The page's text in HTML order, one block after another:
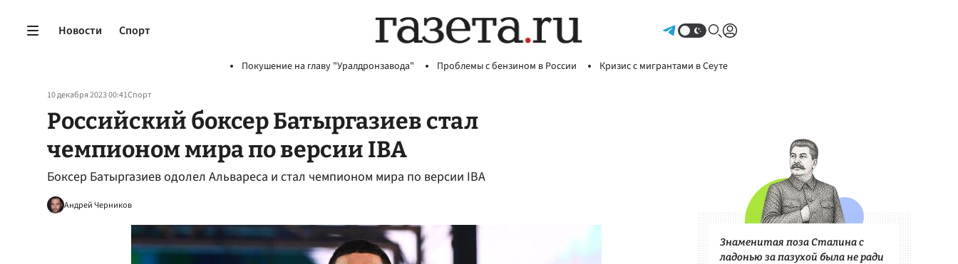
Новости Спорт
Покушение на главу "Уралдронзавода" Проблемы с бензином в России Кризис с мигрантами в Сеуте
10 декабря 2023 00:41Спорт
Российский боксер Батыргазиев стал
чемпионом мира по версии IBA
Боксер Батыргазиев одолел Альвареса и стал чемпионом мира по версии IBA
Андрей Черников
Знаменитая поза Сталина с
ладонью за пазухой была не ради